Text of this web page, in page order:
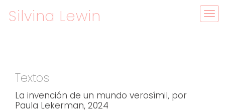
Silvina Lewin
Textos
La invención de un mundo verosímil, por
Paula Lekerman, 2024